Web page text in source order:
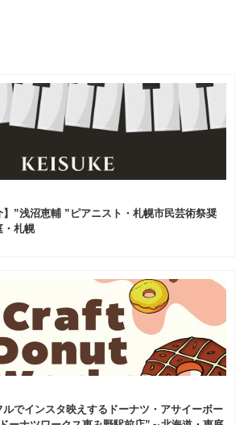
】”浅沼恵輔 ”ピアニスト・札幌市民芸術祭奨
・札幌
ルでインスタ映えするドーナツ・アサイーボー